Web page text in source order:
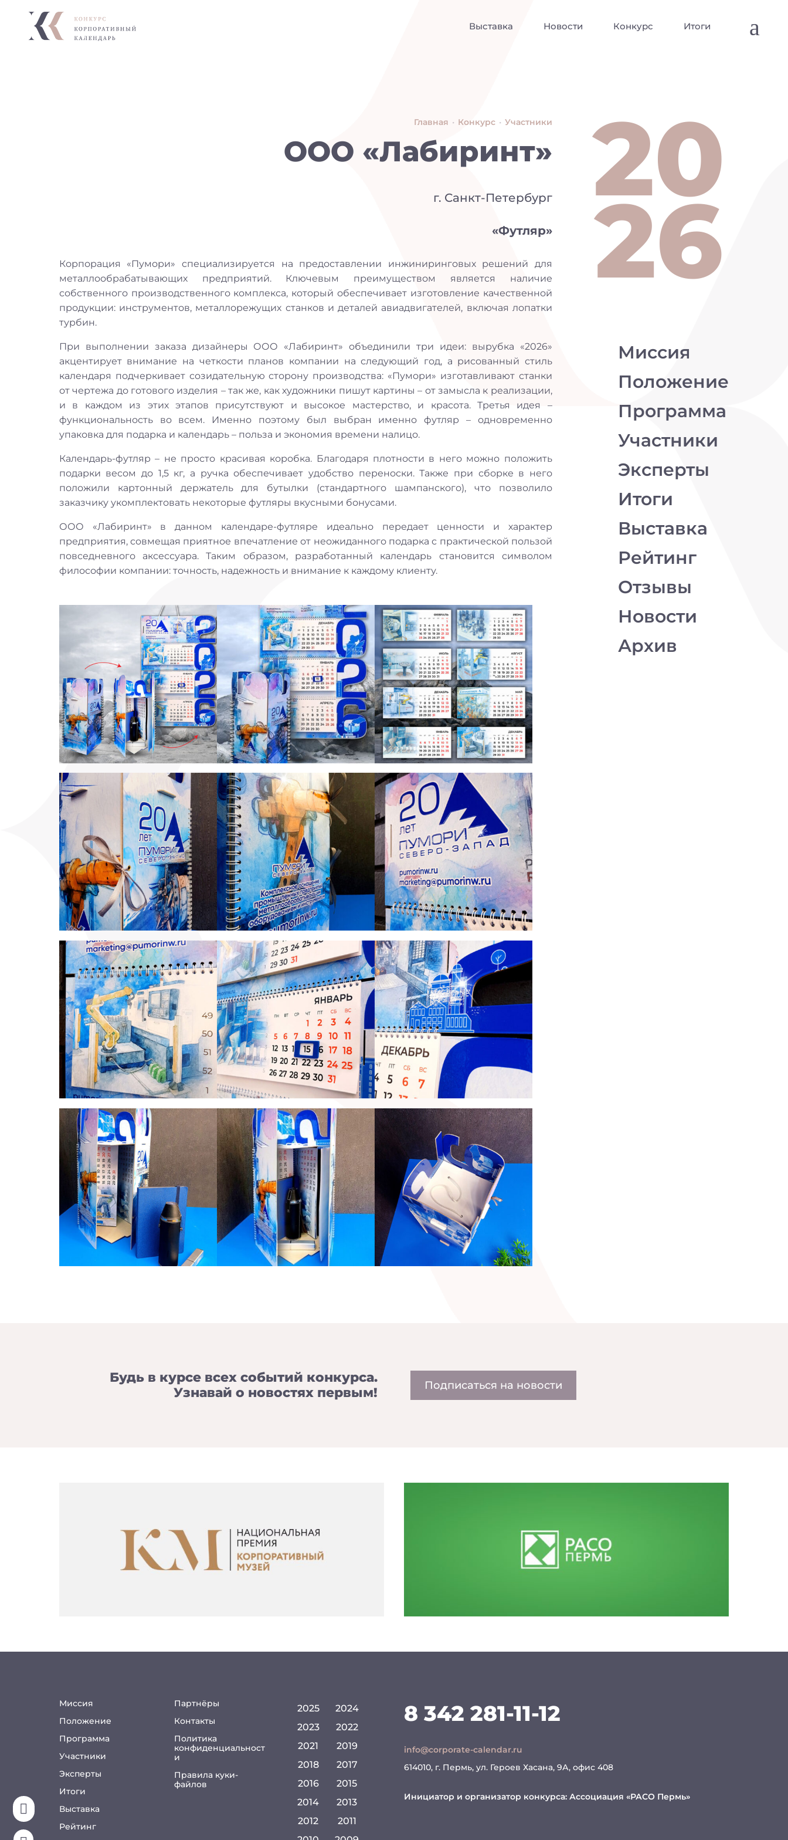
a
Итоги
Конкурс
Новости
Выставка
Участники
•
Конкурс
•
Главная
ООО «Лабиринт»
г. Санкт-Петербург
«Футляр»
Корпорация «Пумори» специализируется на предоставлении инжиниринговых решений для
металлообрабатывающих предприятий. Ключевым преимуществом является наличие
собственного производственного комплекса, который обеспечивает изготовление качественной
продукции: инструментов, металлорежущих станков и деталей авиадвигателей, включая лопатки
турбин.
При выполнении заказа дизайнеры ООО «Лабиринт» объединили три идеи: вырубка «2026»
акцентирует внимание на четкости планов компании на следующий год, а рисованный стиль
календаря подчеркивает созидательную сторону производства: «Пумори» изготавливают станки
от чертежа до готового изделия – так же, как художники пишут картины – от замысла к реализации,
и в каждом из этих этапов присутствуют и высокое мастерство, и красота. Третья идея –
функциональность во всем. Именно поэтому был выбран именно футляр – одновременно
упаковка для подарка и календарь – польза и экономия времени налицо.
Календарь-футляр – не просто красивая коробка. Благодаря плотности в него можно положить
подарки весом до 1,5 кг, а ручка обеспечивает удобство переноски. Также при сборке в него
положили картонный держатель для бутылки (стандартного шампанского), что позволило
заказчику укомплектовать некоторые футляры вкусными бонусами.
ООО «Лабиринт» в данном календаре-футляре идеально передает ценности и характер
предприятия, совмещая приятное впечатление от неожиданного подарка с практической пользой
повседневного аксессуара. Таким образом, разработанный календарь становится символом
философии компании: точность, надежность и внимание к каждому клиенту.
20
26
Миссия
Положение
Программа
Участники
Эксперты
Итоги
Выставка
Рейтинг
Отзывы
Новости
Архив

Будь в курсе всех событий конкурса.
Узнавай о новостях первым!
Подписаться на новости
Миссия
Положение
Программа
Участники
Эксперты
Итоги
Выставка
Рейтинг
Партнёры
Контакты
Политика
конфиденциальност
и
Правила куки-
файлов
2025
2024
2023
2022
2021
2019
2018
2017
2016
2015
2014
2013
2012
2011
8 342 281-11-12
info@corporate-calendar.ru
614010, г. Пермь, ул. Героев Хасана, 9А, офис 408
Инициатор и организатор конкурса:Ассоциация «РАСО Пермь»